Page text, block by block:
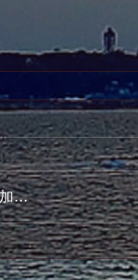
会のご案内
加…